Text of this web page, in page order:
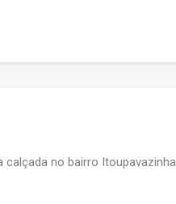
calçada no bairro Itoupavazinha.